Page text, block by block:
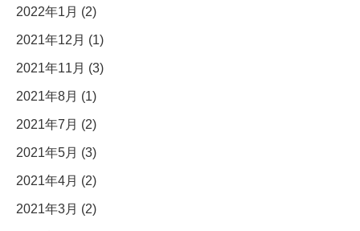
2022年1月 (2)
2021年12月 (1)
2021年11月 (3)
2021年8月 (1)
2021年7月 (2)
2021年5月 (3)
2021年4月 (2)
2021年3月 (2)